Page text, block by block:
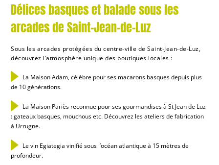
Délices basques et balade sous les
arcades de Saint-Jean-de-Luz
Sous les arcades protégées du centre-ville de Saint-Jean-de-Luz,
découvrez l’atmosphère unique des boutiques locales :
La Maison Adam, célèbre pour ses macarons basques depuis plus
de 10 générations.
La Maison Pariès reconnue pour ses gourmandises à St Jean de Luz
: gateaux basques, mouchous etc. Découvrez les ateliers de fabrication
à Urrugne.
Le vin Egiategia vinifié sous l’océan atlantique à 15 mètres de
profondeur.